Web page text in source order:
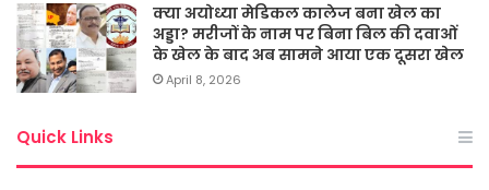
क्या अयोध्या मेडिकल कालेज बना खेल का
अड्डा? मरीजों के नाम पर बिना बिल की दवाओं
के खेल के बाद अब सामने आया एक दूसरा खेल
April 8, 2026
Quick Links